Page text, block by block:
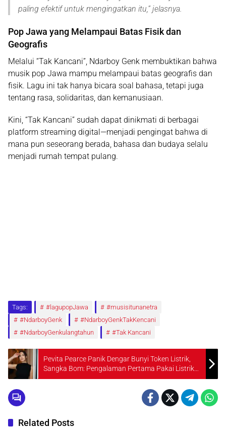
paling efektif untuk mengingatkan itu ,” jelasnya.
Pop Jawa yang Melampaui Batas Fisik dan
Geografis
Melalui “Tak Kancani”, Ndarboy Genk membuktikan bahwa
musik pop Jawa mampu melampaui batas geografis dan
fisik. Lagu ini tak hanya bicara soal bahasa, tetapi juga
tentang rasa, solidaritas, dan kemanusiaan.
Kini, “Tak Kancani” sudah dapat dinikmati di berbagai
platform streaming digital—menjadi pengingat bahwa di
mana pun seseorang berada, bahasa dan budaya selalu
menjadi rumah tempat pulang.
Tags: #lagupopJawa
#musisitunanetra
#NdarboyGenk
#NdarboyGenkTakKencani
#NdarboyGenkulangtahun
#Tak Kancani
Pevita Pearce Panik Dengar Bunyi Token Listrik,
Sangka Bom: Pengalaman Pertama Pakai Listrik
Prabayar Bikin Ngakak
Related Posts